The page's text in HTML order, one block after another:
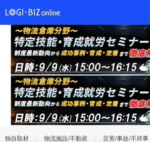
独自取材 物流施設/不動産 災害/事故/不祥事